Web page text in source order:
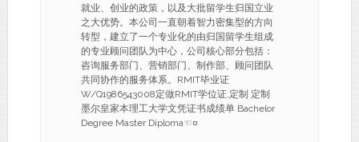
就业、创业的政策，以及大批留学生归国立业
之大优势。本公司一直朝着智力密集型的方向
转型，建立了一个专业化的由归国留学生组成
的专业顾问团队为中心，公司核心部分包括：
咨询服务部门、营销部门、制作部、顾问团队
共同协作的服务体系。RMIT毕业证
W/Q1986543008定做RMIT学位证,定制 定制
墨尔皇家本理工大学文凭证书成绩单 Bachelor
Degree Master Diploma☜¤